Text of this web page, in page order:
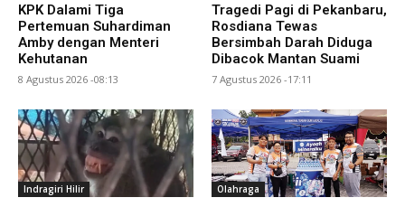
KPK Dalami Tiga
Pertemuan Suhardiman
Amby dengan Menteri
Kehutanan
8 Agustus 2026 -08:13
Tragedi Pagi di Pekanbaru,
Rosdiana Tewas
Bersimbah Darah Diduga
Dibacok Mantan Suami
7 Agustus 2026 -17:11
Indragiri Hilir Olahraga